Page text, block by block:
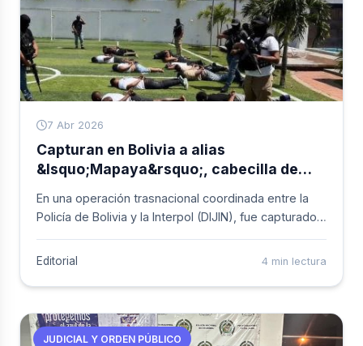
7 Abr 2026
Capturan en Bolivia a alias
&lsquo;Mapaya&rsquo;, cabecilla de
los más buscados de Buenaventura
En una operación trasnacional coordinada entre la
Policía de Bolivia y la Interpol (DIJIN), fue capturado
alias “Mapaya”. El detenido es se&ntilde;alado como
“Los Espartanos”, con una fuerte injerencia criminal
en el distrito de Buenaventura.
Editorial 4 min lectura
JUDICIAL Y ORDEN PÚBLICO